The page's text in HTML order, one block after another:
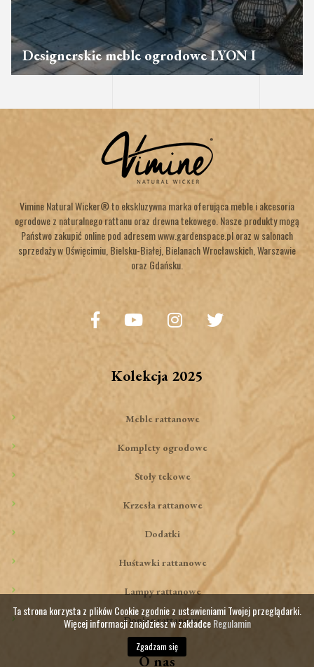
Designerskie meble ogrodowe LYON I
Vimine Natural Wicker® to ekskluzywna marka oferująca meble i akcesoria
ogrodowe z naturalnego rattanu oraz drewna tekowego. Nasze produkty mogą
Państwo zakupić online pod adresem www.gardenspace.pl oraz w salonach
sprzedaży w Oświęcimiu, Bielsku-Białej, Bielanach Wrocławskich, Warszawie
oraz Gdańsku.
Kolekcja 2025
Meble rattanowe
Komplety ogrodowe
Stoły tekowe
Krzesła rattanowe
Dodatki
Huśtawki rattanowe
Lampy rattanowe
Donice rattanowe
O nas
Ta strona korzysta z plików Cookie zgodnie z ustawieniami Twojej przeglądarki.
Więcej informacji znajdziesz w zakładceRegulamin
Zgadzam się